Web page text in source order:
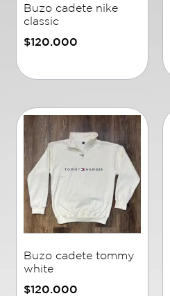
Buzo cadete nike
classic
$120.000
Buzo cadete tommy
white
$120.000